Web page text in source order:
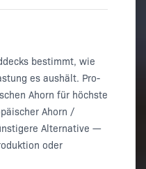
bestimmt, wie
es aushält. Pro-
Ahorn für höchste
Ahorn /
Alternative —
oder